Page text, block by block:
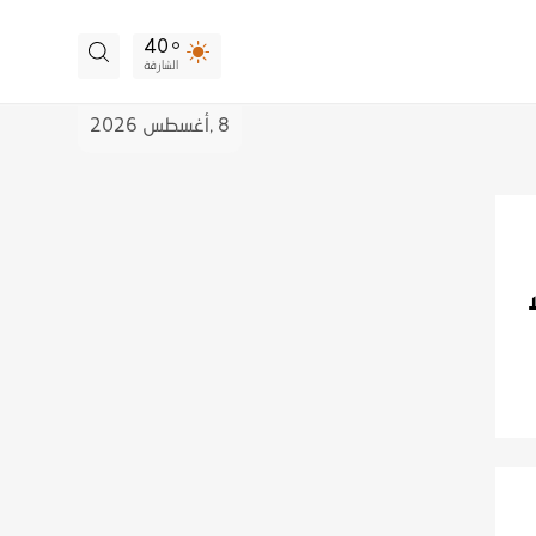
40
الشارقة
8 , أغسطس 2026